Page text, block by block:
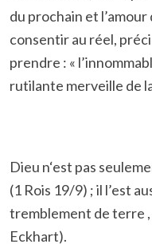
du prochain et l’amour
consentir au réel,
prendre : «
rutilante merveille de
Dieu n‘est pas
(1 Rois 19/9) ; il l’est
tremblement de terre
Eckhart).